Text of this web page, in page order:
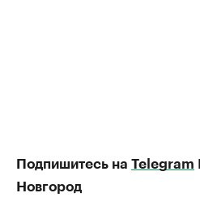
Подпишитесь на Telegram
Новгород